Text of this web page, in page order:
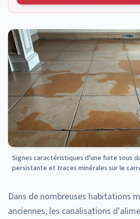
Signes caractéristiques d'une fuite sous
persistante et traces minérales sur le
Dans de nombreuses habitations
anciennes, les canalisations